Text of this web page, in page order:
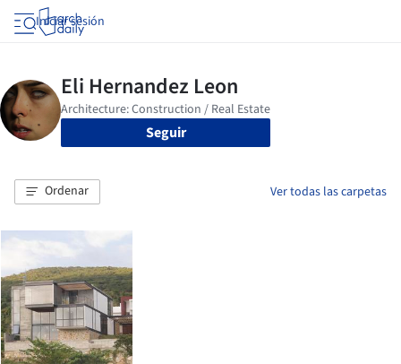
Iniciar sesión
Seguir
Ordenar Ver todas las carpetas